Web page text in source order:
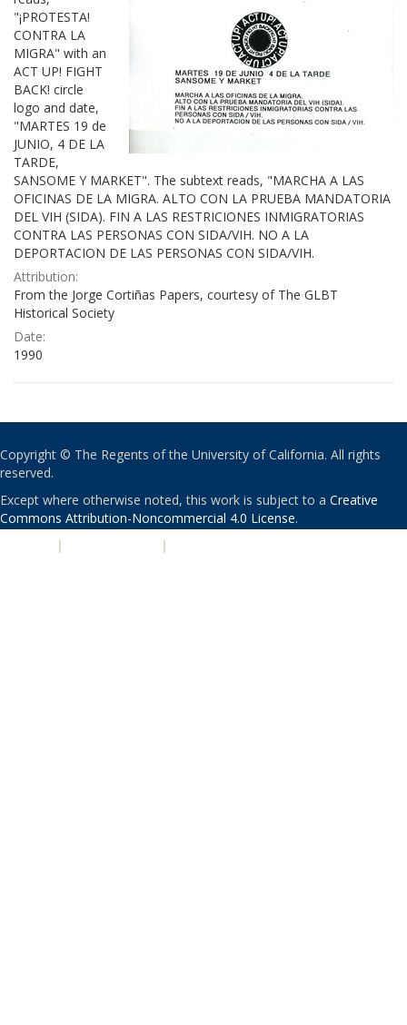
"¡PROTESTA!
CONTRA LA
MIGRA" with an
ACT UP! FIGHT
BACK! circle
logo and date,
"MARTES 19 de
JUNIO, 4 DE LA
TARDE,
SANSOME Y MARKET". The subtext reads, "MARCHA A LAS
OFICINAS DE LA MIGRA. ALTO CON LA PRUEBA MANDATORIA
DEL VIH (SIDA). FIN A LAS RESTRICIONES INMIGRATORIAS
CONTRA LAS PERSONAS CON SIDA/VIH. NO A LA
DEPORTACION DE LAS PERSONAS CON SIDA/VIH.
Attribution:
From the Jorge Cortiñas Papers, courtesy of The GLBT
Historical Society
Date:
1990
Copyright © The Regents of the University of California. All rights
reserved.
Except where otherwise noted, this work is subject to a Creative
Commons Attribution-Noncommercial 4.0 License.
| |